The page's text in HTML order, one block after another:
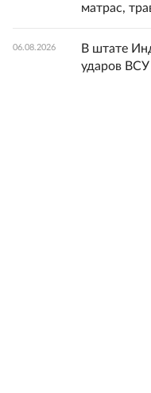
матрас,
06.08.2026
В штате
ударов